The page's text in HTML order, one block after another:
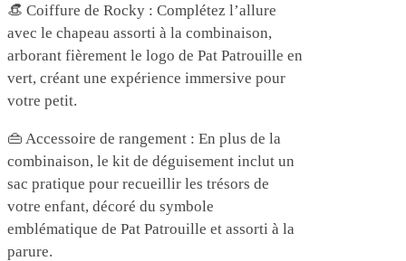
👒 Coiffure de Rocky : Complétez l’allure
avec le chapeau assorti à la combinaison,
arborant fièrement le logo de Pat Patrouille en
vert, créant une expérience immersive pour
votre petit.
👜 Accessoire de rangement : En plus de la
combinaison, le kit de déguisement inclut un
sac pratique pour recueillir les trésors de
votre enfant, décoré du symbole
emblématique de Pat Patrouille et assorti à la
parure.